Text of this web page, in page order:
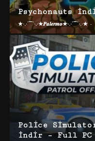
Psychonauts
★·.·´¯`·.·★𝑷𝒂𝒍𝒆𝒓𝒎𝒐★·.·´¯`·.·★ -
Police
İndir – Full PC